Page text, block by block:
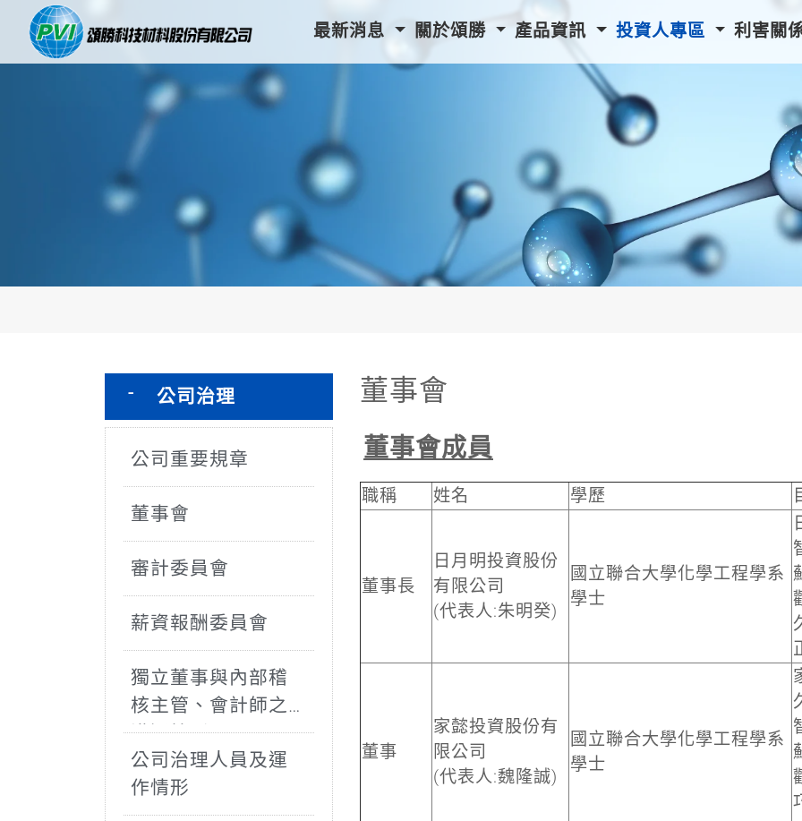
最新消息 關於頌勝 產品資訊 投資人專區 利害關
公司治理
公司重要規章
董事會
審計委員會
薪資報酬委員會
獨立董事與內部稽
核主管、會計師之
溝通情形
公司治理人員及運
作情形
董事會
董事會成員
職稱 姓名 學歷
董事長
日月明投資股份
有限公司
(代表人:朱明癸)
國立聯合大學化學工程學系
學士
董事
家懿投資股份有
限公司
(代表人:魏隆誠)
國立聯合大學化學工程學系
學士